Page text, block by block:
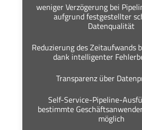
weniger Verzögerung bei
aufgrund festgestellter
Datenqualität
Reduzierung des Zeitaufwands
dank intelligenter
Transparenz über
Self-Service-Pipeline-
bestimmte
möglich